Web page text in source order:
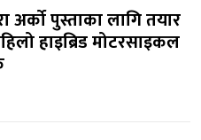
अर्को पुस्ताका लागि तयार
हाइब्रिड मोटरसाइकल